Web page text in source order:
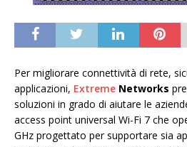
Per migliorare connettività di rete,
applicazioni, Extreme Networks
soluzioni in grado di aiutare le
access point universal Wi-Fi 7 che
GHz progettato per supportare sia